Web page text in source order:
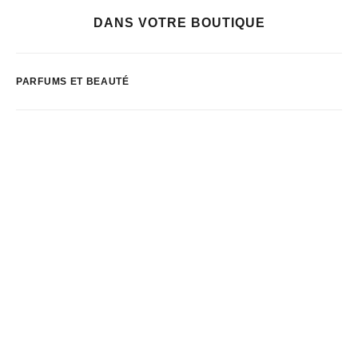
DANS VOTRE BOUTIQUE
PARFUMS ET BEAUTÉ